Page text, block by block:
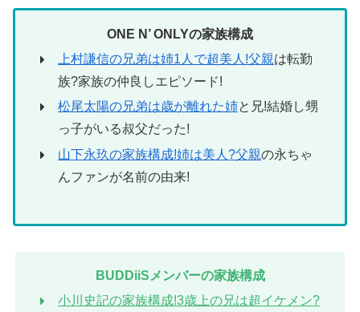
ONE N’ ONLYの家族構成
上村謙信の兄弟は姉1人で超美人!父親は転勤
族?家族の仲良しエピソード!
松尾太陽の兄弟は歳が離れた姉と兄!結婚し甥
っ子がいる叔父だった!
山下永玖の家族構成!姉は美人?父親の永ちゃ
んファンが名前の由来!
BUDDiiS メンバーの家族構成
小川史記の家族構成!3歳上の兄は超イケメン?